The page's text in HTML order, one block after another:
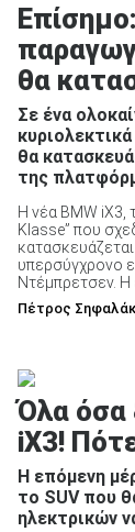
θα
Σε ένα
θα
της
Η νέα BMW iX3,
Klasse” που
υπερσύγχρονο
Ντέμπρετσεν. Η
Πέτρος
Όλα όσα
iX3!
Η επόμενη
το SUV που
ηλεκτρικών